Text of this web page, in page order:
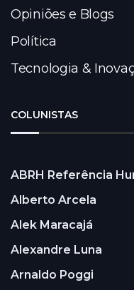
Opiniões e Blogs
Política
Tecnologia &
COLUNISTAS
ABRH Referência
Alberto Arcela
Alek Maracajá
Alexandre Luna
Arnaldo Poggi